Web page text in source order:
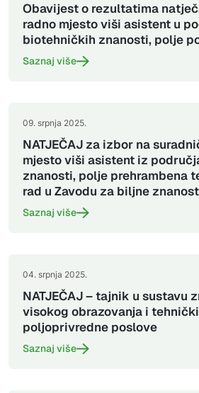
Obavijest o rezultatima
radno mjesto viši asistent u
biotehničkih znanosti, polje
Saznaj više
09. srpnja 2025.
NATJEČAJ za izbor na
mjesto viši asistent iz
znanosti, polje prehrambena
rad u Zavodu za biljne
Saznaj više
04. srpnja 2025.
NATJEČAJ – tajnik u sustavu
visokog obrazovanja i
poljoprivredne poslove
Saznaj više